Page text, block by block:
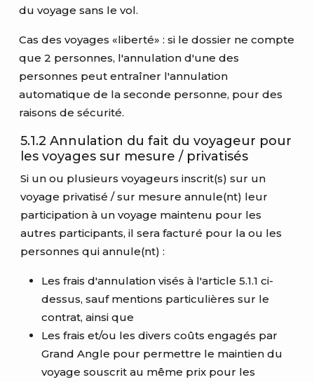
du voyage sans le vol.
Cas des voyages «liberté» : si le dossier ne compte
que 2 personnes, l'annulation d'une des
personnes peut entraîner l'annulation
automatique de la seconde personne, pour des
raisons de sécurité.
5.1.2 Annulation du fait du voyageur pour
les voyages sur mesure / privatisés
Si un ou plusieurs voyageurs inscrit(s) sur un
voyage privatisé / sur mesure annule(nt) leur
participation à un voyage maintenu pour les
autres participants, il sera facturé pour la ou les
personnes qui annule(nt) :
Les frais d'annulation visés à l'article 5.1.1 ci-
dessus, sauf mentions particulières sur le
contrat, ainsi que
Les frais et/ou les divers coûts engagés par
Grand Angle pour permettre le maintien du
voyage souscrit au même prix pour les